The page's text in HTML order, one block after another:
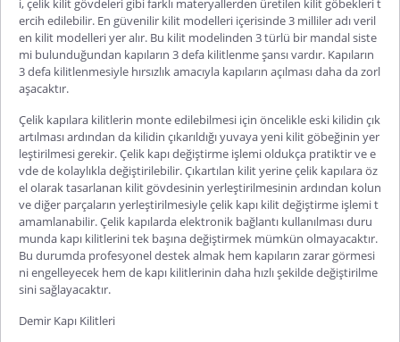
i, çelik kilit gövdeleri gibi farklı materyallerden üretilen kilit göbekleri t
ercih edilebilir. En güvenilir kilit modelleri içerisinde 3 milliler adı veril
en kilit modelleri yer alır. Bu kilit modelinden 3 türlü bir mandal siste
mi bulunduğundan kapıların 3 defa kilitlenme şansı vardır. Kapıların
3 defa kilitlenmesiyle hırsızlık amacıyla kapıların açılması dahada zorl
aşacaktır.
Çelik kapılara kilitlerin monte edilebilmesi için öncelikle eski kilidin çık
artılması ardından da kilidin çıkarıldığı yuvaya yeni kilit göbeğinin yer
leştirilmesi gerekir. Çelik kapı değiştirme işlemi oldukça pratiktir ve e
vde de kolaylıkla değiştirilebilir. Çıkartılan kilit yerine çelik kapılara öz
el olarak tasarlanan kilit gövdesinin yerleştirilmesinin ardından kolun
ve diğer parçaların yerleştirilmesiyleçelik kapı kilit değiştirme işlemi t
amamlanabilir. Çelik kapılarda elektronik bağlantı kullanılması duru
munda kapı kilitlerini tek başına değiştirmek mümkün olmayacaktır.
Bu durumda profesyonel destek almak hem kapıların zarar görmesi
ni engelleyecek hem de kapı kilitlerinin daha hızlı şekilde değiştirilme
sini sağlayacaktır.
Demir Kapı Kilitleri